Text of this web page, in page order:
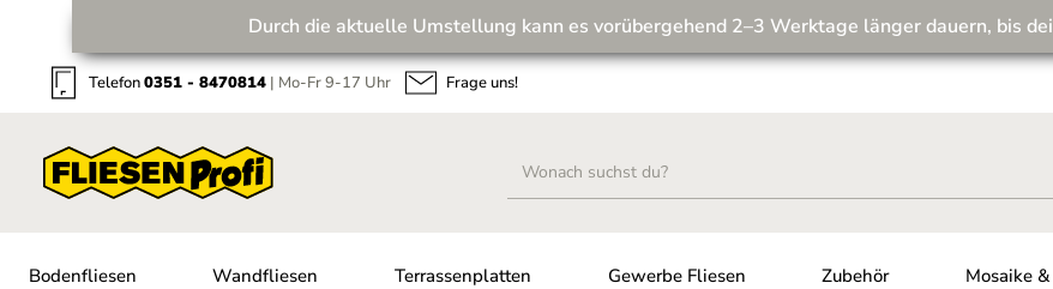
Zur Hauptnavigation springen
Wir machen unseren Musterversand fit für die Zukunft!
Durch die aktuelle Umstellung kann es vorübergehend 2–3 Werktage länger dauern, bis
Telefon0351 - 8470814 | Mo-Fr 9-17 Uhr Frage uns!
Bodenfliesen Wandfliesen Terrassenplatten Gewerbe Fliesen Zubehör Mosaike